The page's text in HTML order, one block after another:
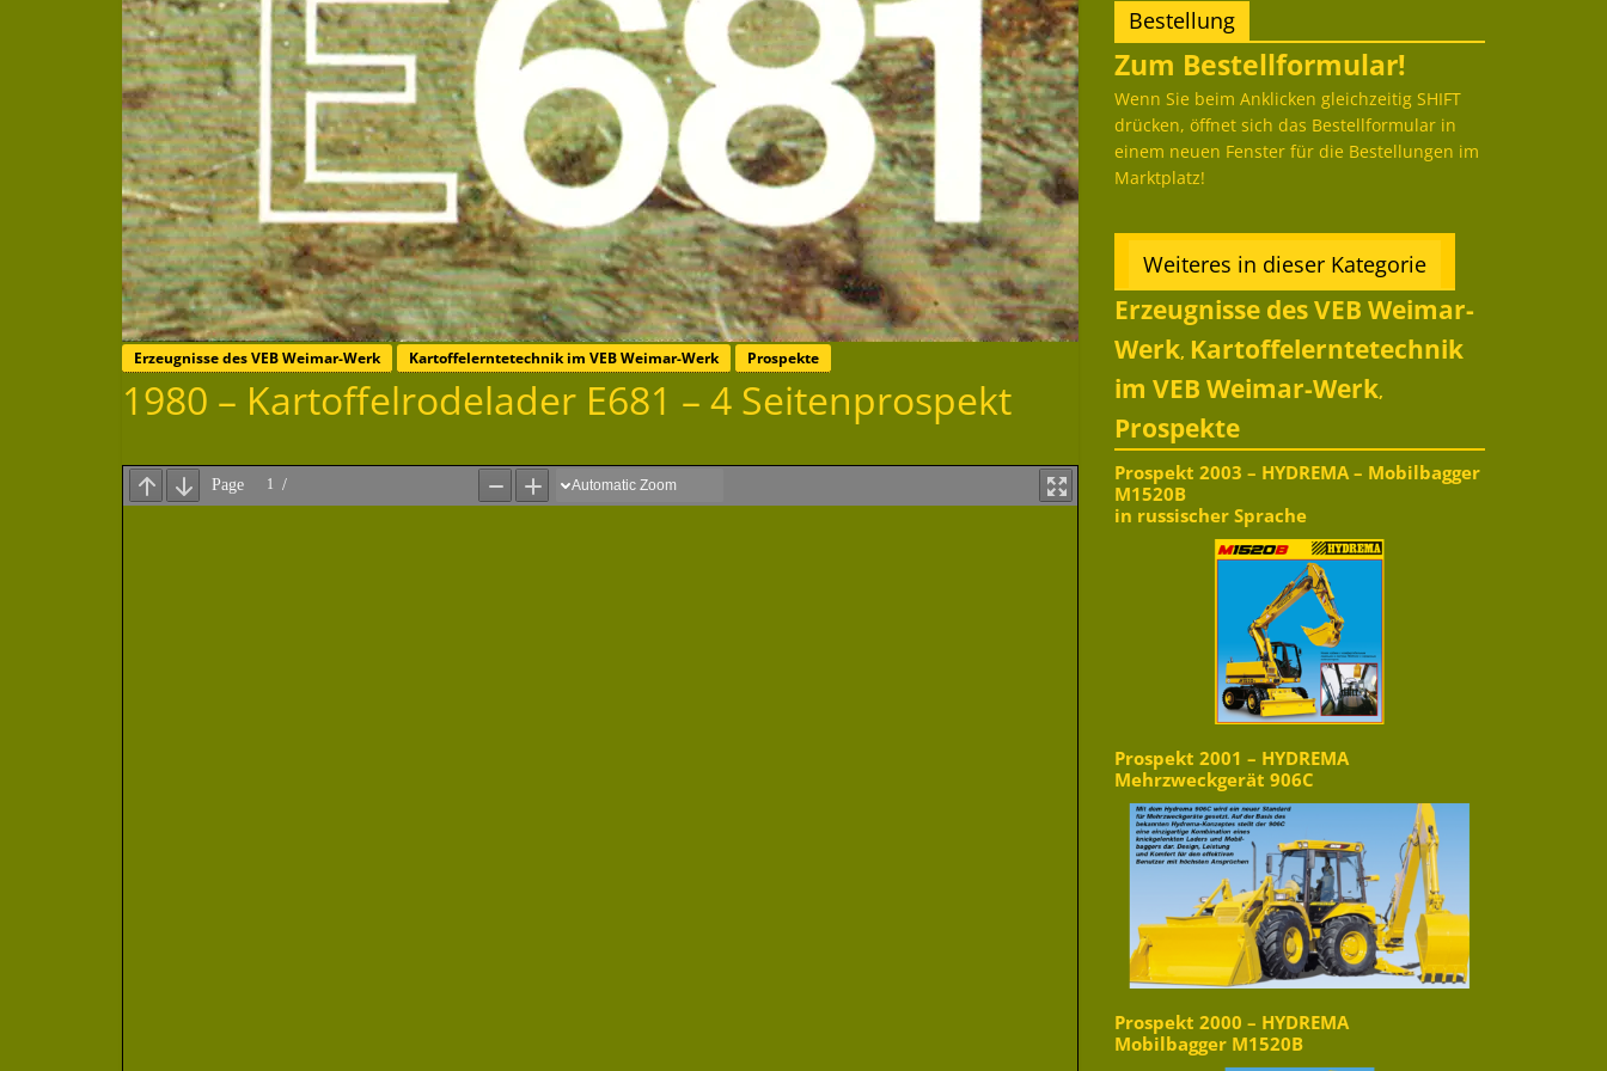
Erzeugnisse des VEB Weimar-Werk Kartoffelerntetechnik im VEB Weimar-Werk Prospekte
1980 – Kartoffelrodelader E681 – 4 Seitenprospekt
Bestellung
Zum Bestellformular!
Wenn Sie beim Anklicken gleichzeitig SHIFT
drücken, öffnet sich das Bestellformular in
einem neuen Fenster für die Bestellungen im
Marktplatz!
Weiteres in dieser Kategorie
Erzeugnisse des VEB Weimar-
Werk, Kartoffelerntetechnik
im VEB Weimar-Werk,
Prospekte
Prospekt 2003 – HYDREMA – Mobilbagger
M1520B
in russischer Sprache
Prospekt 2001 – HYDREMA
Mehrzweckgerät 906C
Prospekt 2000 – HYDREMA
Mobilbagger M1520B